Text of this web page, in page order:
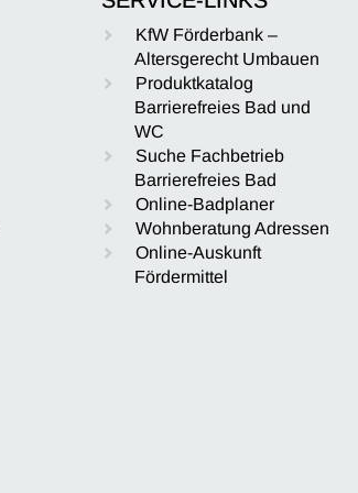
KfW Förderbank –
Altersgerecht Umbauen
Produktkatalog
Barrierefreies Bad und
WC
Suche Fachbetrieb
Barrierefreies Bad
Online-Badplaner
Wohnberatung Adressen
Online-Auskunft
Fördermittel